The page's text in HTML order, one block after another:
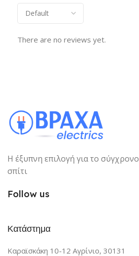
There are no reviews yet.
Η έξυπνη επιλογή για το σύγχρονο
σπίτι
Follow us
Κατάστημα
Καραϊσκάκη 10-12 Αγρίνιο, 30131